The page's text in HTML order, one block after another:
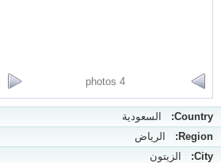
4 photos
Country:
السعودية
Region:
الرياض
City:
الزيتون